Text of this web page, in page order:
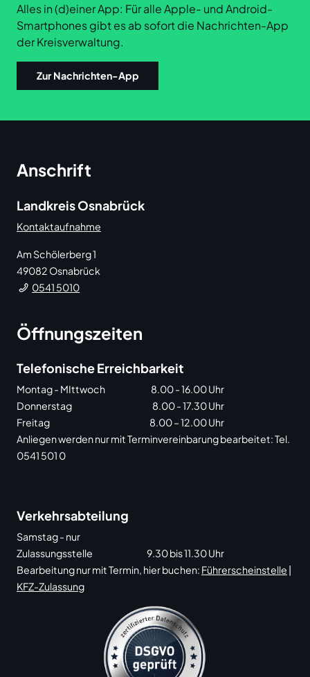
Alles in (d)einer App: Für alle Apple- und Android-
Smartphones gibt es ab sofort die Nachrichten-App
der Kreisverwaltung.
Zur Nachrichten-App
Anschrift
Landkreis Osnabrück
Kontaktaufnahme
Am Schölerberg 1
49082 Osnabrück
0541 5010
Öffnungszeiten
Telefonische Erreichbarkeit
Montag - MIttwoch
8.00 - 16.00 Uhr
Donnerstag
8.00 - 17.30 Uhr
Freitag
8.00 – 12.00 Uhr
Anliegen werden nur mit Terminvereinbarung bearbeitet: Tel.
0541 501 0
Verkehrsabteilung
Samstag - nur
Zulassungsstelle
9.30 bis 11.30 Uhr
Bearbeitung nur mit Termin, hier buchen: Führerscheinstelle |
KFZ-Zulassung